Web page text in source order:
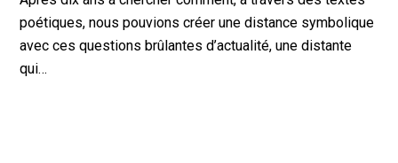
poétiques, nous pouvions créer une distance symbolique
avec ces questions brûlantes d’actualité, une distante
qui…